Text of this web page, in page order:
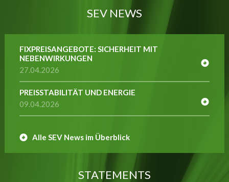
SEV NEWS
FIXPREISANGEBOTE: SICHERHEIT MIT
NEBENWIRKUNGEN
27.04.2026
PREISSTABILITÄT UND ENERGIE
09.04.2026
Alle SEV News im Überblick
STATEMENTS